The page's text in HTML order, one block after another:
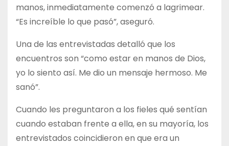
manos, inmediatamente comenzó a lagrimear.
“Es increíble lo que pasó”, aseguró.
Una de las entrevistadas detalló que los
encuentros son “como estar en manos de Dios,
yo lo siento así. Me dio un mensaje hermoso. Me
sanó”.
Cuando les preguntaron a los fieles qué sentían
cuando estaban frente a ella, en su mayoría, los
entrevistados coincidieron en que era un